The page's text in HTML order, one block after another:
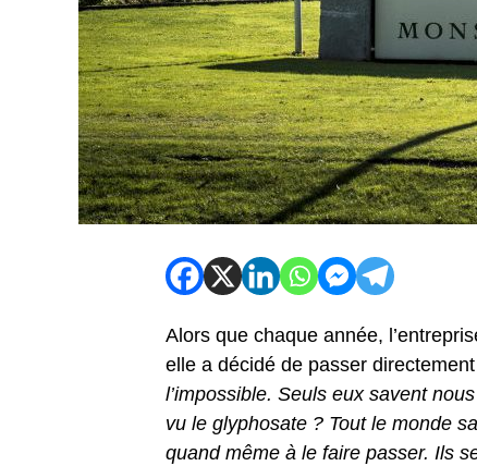
Alors que chaque année,
elle a décidé de passer
l’impossible. Seuls eux savent
vu le glyphosate ? Tout le monde
quand même à le faire passer. Ils